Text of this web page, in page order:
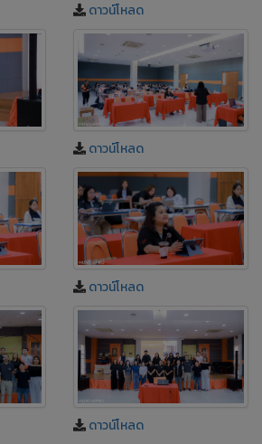
ดาวน์โหลด
ดาวน์โหลด
ดาวน์โหลด
ดาวน์โหลด